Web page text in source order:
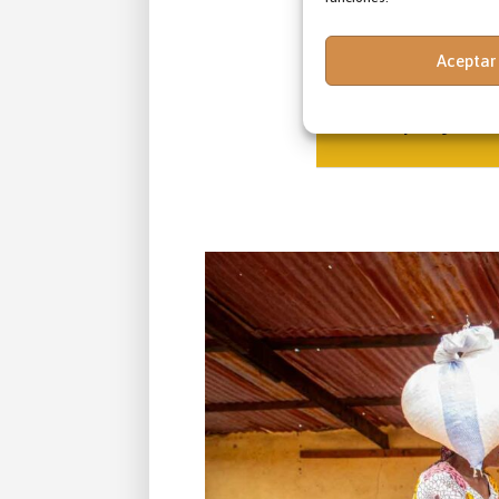
Aceptar
encíclica
Francisco
de trabajo